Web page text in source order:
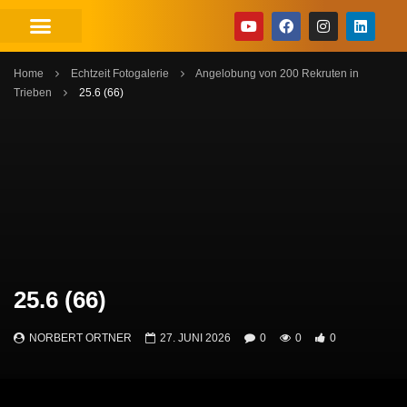
Home Echtzeit Fotogalerie
Angelobung von 200 Rekruten in
Trieben
25.6 (66)
25.6 (66)
NORBERT ORTNER 27. JUNI 2026 0 0 0